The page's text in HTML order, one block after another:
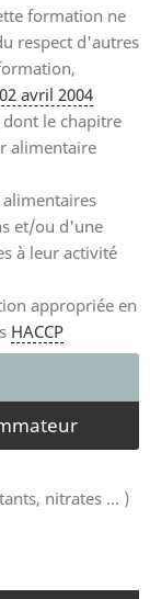
formation ne
respect d'autres
avril 2004
le chapitre
alimentaire
et/ou d'une
à leur activité
appropriée en
HACCP
nitrates ... )